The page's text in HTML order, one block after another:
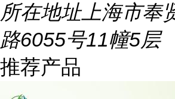
所在地址上海市奉
路6055号11幢5层
推荐产品